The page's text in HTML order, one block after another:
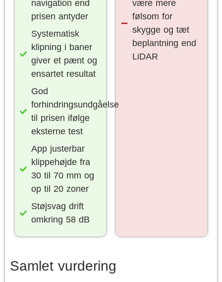
navigation end
prisen antyder
Systematisk
klipning i baner
giver et pænt og
ensartet resultat
God
forhindringsundgåelse
til prisen ifølge
eksterne test
App justerbar
klippehøjde fra
30 til 70 mm og
op til 20 zoner
Støjsvag drift
omkring 58 dB
være mere
følsom for
skygge og tæt
beplantning end
LiDAR
Samlet vurdering